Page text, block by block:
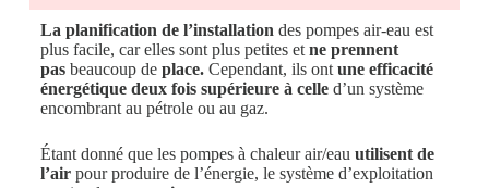
La planification de l’installation des pompes air-eau est
plus facile, car elles sont plus petites et ne prennent
pasbeaucoup de place. Cependant, ils ont une efficacité
énergétique deux fois supérieure à celled’un système
encombrant au pétrole ou au gaz.
Étant donné que les pompes à chaleur air/eau utilisent de
l’airpour produire de l’énergie, le système d’exploitation